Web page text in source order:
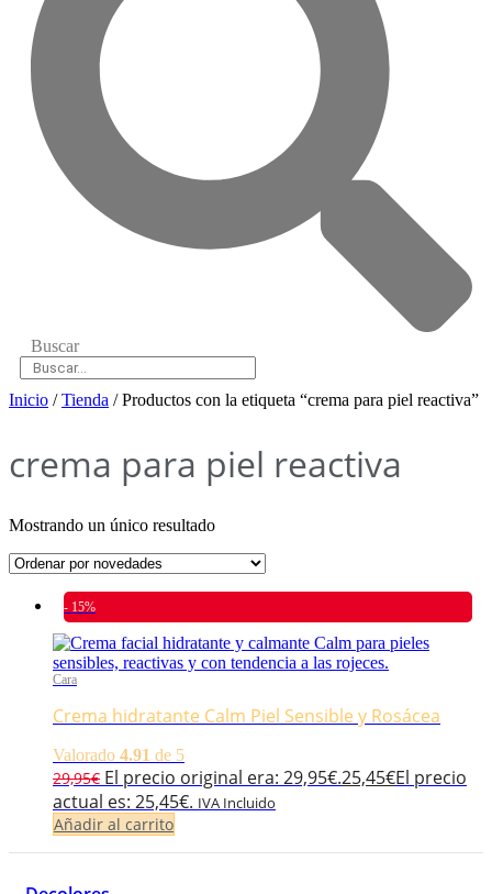
Buscar
Inicio /Tienda / Productos con la etiqueta “crema para piel reactiva”
crema para piel reactiva
Mostrando un único resultado
- 15%
Cara
Crema hidratante Calm Piel Sensible y Rosácea
Valorado 4.91 de 5
29,95€ El precio original era: 29,95€.25,45€El precio
actual es: 25,45€. IVA Incluido
Añadir al carrito